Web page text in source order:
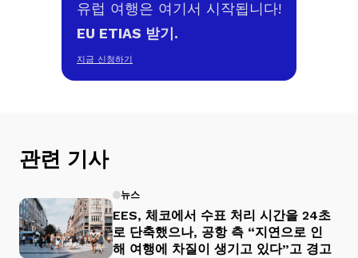
유럽 여행은 여기서 시작됩니다!
EU ETIAS 받기.
지금 신청하기
관련 기사
뉴스
EES, 체코에서 수표 처리 시간을 24초
로 단축했으나, 공항 측 “지연으로 인
해 여행에 차질이 생기고 있다”고 경고